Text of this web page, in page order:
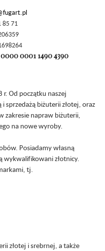
85 71
0000 0001 1490 4390
r. Od początku naszej
sprzedażą biżuterii złotej, oraz
zakresie napraw biżuterii,
na nowe wyroby.
Posiadamy własną
wykwalifikowani złotnicy.
tj.
złotej i srebrnej, a także